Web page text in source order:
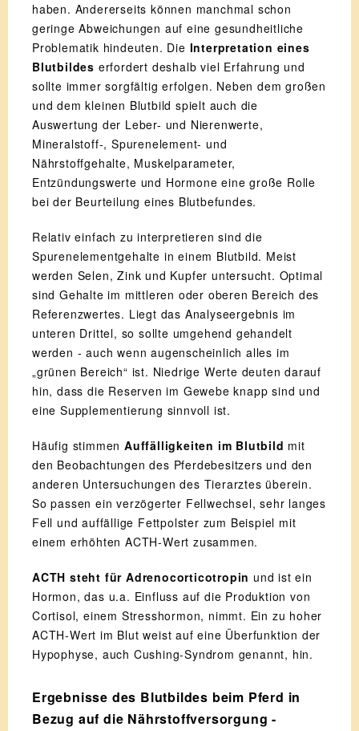
haben. Andererseits können manchmal schon
geringe Abweichungen auf eine gesundheitliche
Problematik hindeuten. Die Interpretation eines
Blutbildes erfordert deshalb viel Erfahrung und
sollte immer sorgfältig erfolgen. Neben dem großen
und dem kleinen Blutbild spielt auch die
Auswertung der Leber- und Nierenwerte,
Mineralstoff-, Spurenelement- und
Nährstoffgehalte, Muskelparameter,
Entzündungswerte und Hormone eine große Rolle
bei der Beurteilung eines Blutbefundes.
Relativ einfach zu interpretieren sind die
Spurenelementgehalte in einem Blutbild. Meist
werden Selen, Zink und Kupfer untersucht. Optimal
sind Gehalte im mittleren oder oberen Bereich des
Referenzwertes. Liegt das Analyseergebnis im
unteren Drittel, so sollte umgehend gehandelt
werden - auch wenn augenscheinlich alles im
„grünen Bereich“ ist. Niedrige Werte deuten darauf
hin, dass die Reserven im Gewebe knapp sind und
eine Supplementierung sinnvoll ist.
Häufig stimmen Auffälligkeiten im Blutbild mit
den Beobachtungen des Pferdebesitzers und den
anderen Untersuchungen des Tierarztes überein.
So passen ein verzögerter Fellwechsel, sehr langes
Fell und auffällige Fettpolster zum Beispiel mit
einem erhöhten ACTH-Wert zusammen.
ACTH steht für Adrenocorticotropin und ist ein
Hormon, das u.a. Einfluss auf die Produktion von
Cortisol, einem Stresshormon, nimmt. Ein zu hoher
ACTH-Wert im Blut weist auf eine Überfunktion der
Hypophyse, auch Cushing-Syndrom genannt, hin.
Ergebnisse des Blutbildes beim Pferd in
Bezug auf die Nährstoffversorgung -